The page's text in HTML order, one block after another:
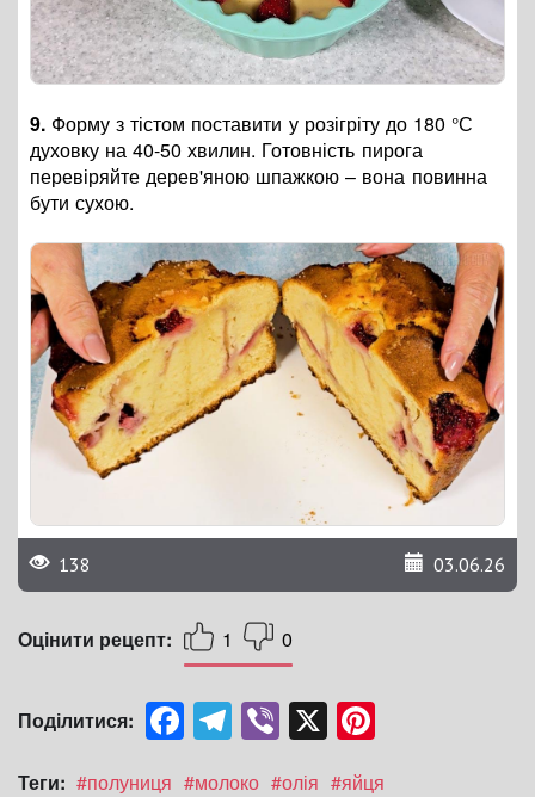
9. Форму з тістом поставити у розігріту до 180 °С
духовку на 40-50 хвилин. Готовність пирога
перевіряйте дерев'яною шпажкою– вона повинна
бути сухою.
138 03.06.26
Оцінити рецепт: 1 0
Поділитися: FacebookTelegramViber X
Теги: #полуниця #молоко #олія #яйця